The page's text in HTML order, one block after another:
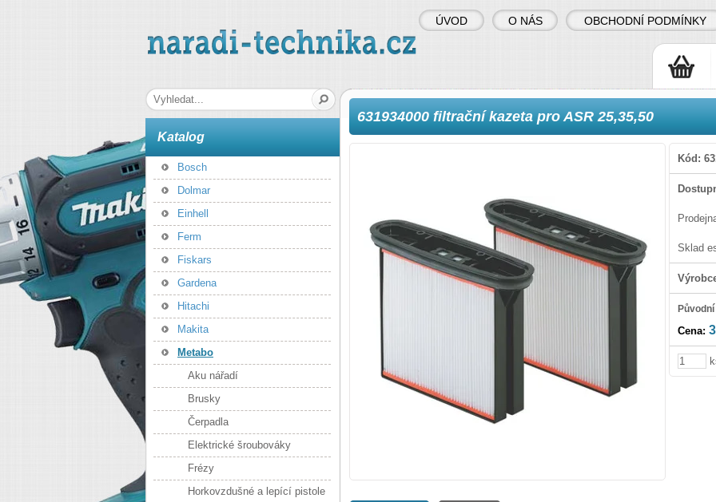
naradi-technika.cz
631934000 filtrační kazeta pro ASR 25,35,50
Kód:
Sklad
Cena:
Katalog
Bosch
Dolmar
Einhell
Ferm
Fiskars
Gardena
Hitachi
Makita
Metabo
Aku nářadí
Brusky
Čerpadla
Elektrické šroubováky
Frézy
Horkovzdušné a lepící pistole
ÚVOD O NÁS OBCHODNÍ PODMÍNKY
Hledaná fráze